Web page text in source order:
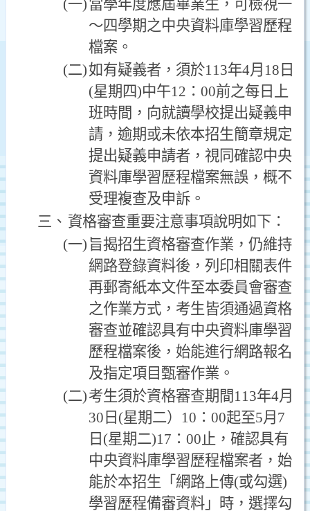
(一)當學年度應屆畢業生，可檢視一
～四學期之中央資料庫學習歷程
檔案。
(二)如有疑義者，須於113年4月18日
(星期四)中午12：00前之每日上
班時間，向就讀學校提出疑義申
請，逾期或未依本招生簡章規定
提出疑義申請者，視同確認中央
資料庫學習歷程檔案無誤，概不
受理複查及申訴。
三、 資格審查重要注意事項說明如下：
(一) 旨揭招生資格審查作業，仍維持
網路登錄資料後，列印相關表件
再郵寄紙本文件至本委員會審查
之作業方式，考生皆須通過資格
審查並確認具有中央資料庫學習
歷程檔案後，始能進行網路報名
及指定項目甄審作業。
(二)考生須於資格審查期間113年4月
30日(星期二）10：00起至5月7
日(星期二)17：00止，確認具有
中央資料庫學習歷程檔案者，始
能於本招生「網路上傳(或勾選)
學習歷程備審資料」時，選擇勾